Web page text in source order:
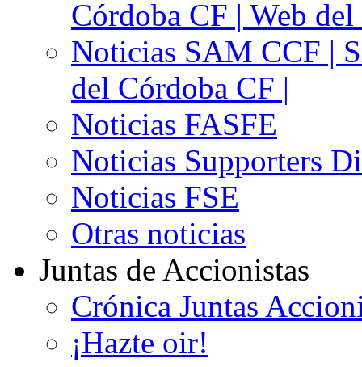
Córdoba CF | Web
Noticias SAM CCF |
del Córdoba CF |
Noticias FASFE
Noticias Supporters
Noticias FSE
Otras noticias
Juntas de Accionistas
Crónica Juntas
¡Hazte oir!